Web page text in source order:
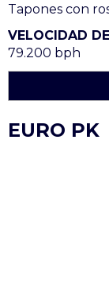
Tapones con
VELOCIDAD
79.200 bph
EURO PK